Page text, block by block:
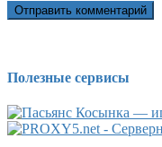
Полезные сервисы